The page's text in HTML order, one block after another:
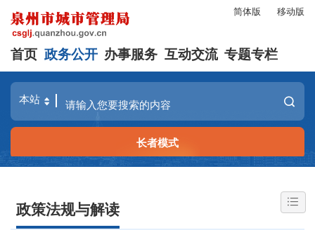
简体版 移动版
首页 政务公开 办事服务 互动交流 专题专栏
长者模式
政策法规与解读